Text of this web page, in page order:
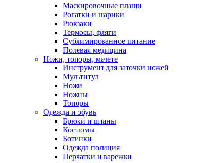
Маскировочные плащи
Рогатки и шарики
Рюкзаки
Термосы, фляги
Сублимированное питание
Полевая медицина
Ножи, топоры, мачете
Инструмент для заточки ножей
Мультитул
Ножи
Ножны
Топоры
Одежда и обувь
Брюки и штаны
Костюмы
Ботинки
Одежда полиция
Перчатки и варежки